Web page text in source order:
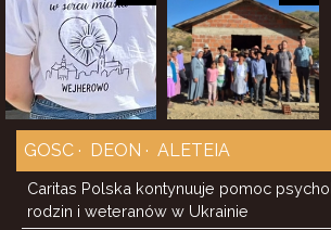
GOSC DEON ALETEIA
Caritas Polska kontynuuje pomoc
rodzin i weteranów w Ukrainie